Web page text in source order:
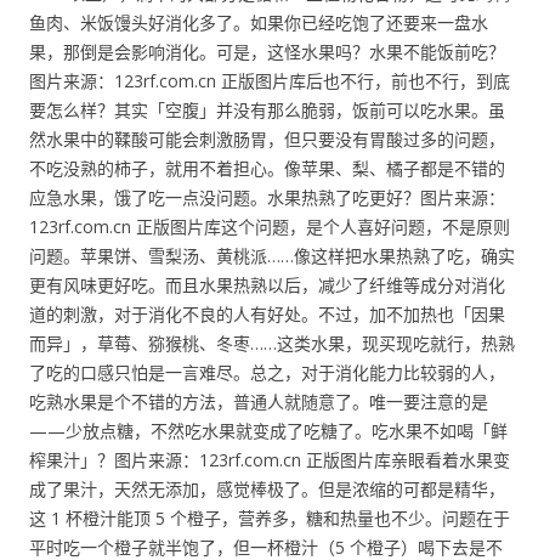
鱼肉、米饭馒头好消化多了。如果你已经吃饱了还要来一盘水
果，那倒是会影响消化。可是，这怪水果吗？水果不能饭前吃？
图片来源：123rf.com.cn 正版图片库后也不行，前也不行，到底
要怎么样？其实「空腹」并没有那么脆弱，饭前可以吃水果。虽
然水果中的鞣酸可能会刺激肠胃，但只要没有胃酸过多的问题，
不吃没熟的柿子，就用不着担心。像苹果、梨、橘子都是不错的
应急水果，饿了吃一点没问题。水果热熟了吃更好？图片来源：
123rf.com.cn 正版图片库这个问题，是个人喜好问题，不是原则
问题。苹果饼、雪梨汤、黄桃派……像这样把水果热熟了吃，确实
更有风味更好吃。而且水果热熟以后，减少了纤维等成分对消化
道的刺激，对于消化不良的人有好处。不过，加不加热也「因果
而异」，草莓、猕猴桃、冬枣……这类水果，现买现吃就行，热熟
了吃的口感只怕是一言难尽。总之，对于消化能力比较弱的人，
吃熟水果是个不错的方法，普通人就随意了。唯一要注意的是
——少放点糖，不然吃水果就变成了吃糖了。吃水果不如喝「鲜
榨果汁」？图片来源：123rf.com.cn 正版图片库亲眼看着水果变
成了果汁，天然无添加，感觉棒极了。但是浓缩的可都是精华，
这 1 杯橙汁能顶 5 个橙子，营养多，糖和热量也不少。问题在于
平时吃一个橙子就半饱了，但一杯橙汁（5 个橙子）喝下去是不